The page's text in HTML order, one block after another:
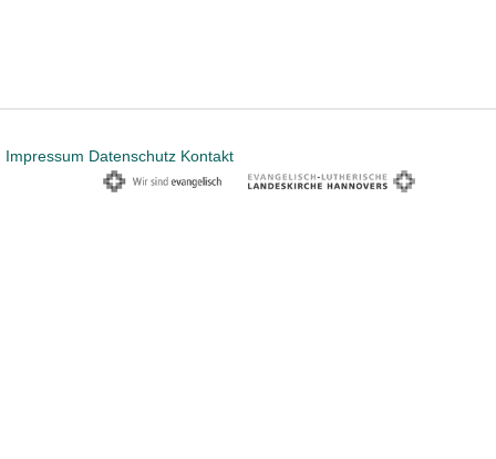
Impressum Datenschutz Kontakt